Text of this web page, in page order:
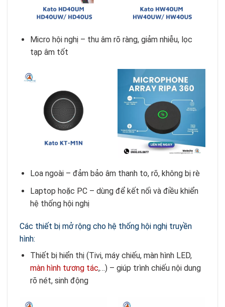
Micro hội nghị – thu âm rõ ràng, giảm nhiễu, lọc
tạp âm tốt
Loa ngoài – đảm bảo âm thanh to, rõ, không bị rè
Laptop hoặc PC – dùng để kết nối và điều khiển
hệ thống hội nghị
Các thiết bị mở rộng cho hệ thống hội nghị truyền
hình:
Thiết bị hiển thị (Tivi, máy chiếu, màn hình LED,
màn hình tương tác,…) – giúp trình chiếu nội dung
rõ nét, sinh động